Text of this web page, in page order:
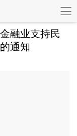
融业支持民
通知